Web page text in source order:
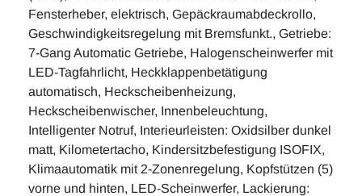
Fensterheber, elektrisch, Gepäckraumabdeckrollo,
Geschwindigkeitsregelung mit Bremsfunkt., Getriebe:
7-Gang Automatic Getriebe, Halogenscheinwerfer mit
LED-Tagfahrlicht, Heckklappenbetätigung
automatisch, Heckscheibenheizung,
Heckscheibenwischer, Innenbeleuchtung,
Intelligenter Notruf, Interieurleisten: Oxidsilber dunkel
matt, Kilometertacho, Kindersitzbefestigung ISOFIX,
Klimaautomatik mit 2-Zonenregelung, Kopfstützen (5)
vorne und hinten, LED-Scheinwerfer, Lackierung: